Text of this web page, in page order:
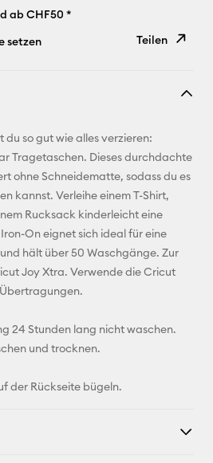
ab CHF50 *
setzen
Teilen
E-Mail-
Adresse
Pinterest
Facebook
du so gut wie alles verzieren:
Tragetaschen. Dieses durchdachte
ohne Schneidematte, sodass du es
kannst. Verleihe einem T-Shirt,
Rucksack kinderleicht eine
On eignet sich ideal für eine
hält über 50 Waschgänge. Zur
Joy Xtra. Verwende die Cricut
24 Stunden lang nicht waschen.
und trocknen.
der Rückseite bügeln.